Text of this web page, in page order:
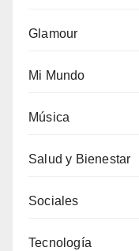
Glamour
Mi Mundo
Música
Salud y Bienestar
Sociales
Tecnología